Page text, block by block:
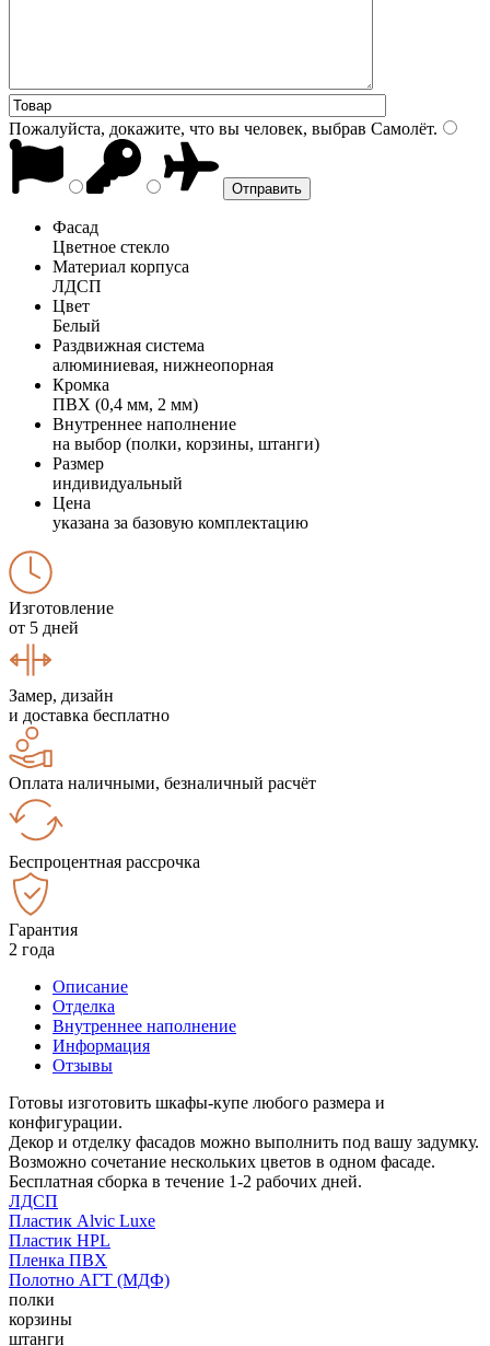
Пожалуйста, докажите, что вы человек, выбрав Самолёт.
Фасад
Цветное стекло
Материал корпуса
ЛДСП
Цвет
Белый
Раздвижная система
алюминиевая, нижнеопорная
Кромка
ПВХ (0,4 мм, 2 мм)
Внутреннее наполнение
на выбор (полки, корзины, штанги)
Размер
индивидуальный
Цена
указана за базовую комплектацию
Изготовление
от 5 дней
Замер, дизайн
и доставка бесплатно
Оплата наличными, безналичный расчёт
Беспроцентная рассрочка
Гарантия
2 года
Описание
Отделка
Внутреннее наполнение
Информация
Отзывы
Готовы изготовить шкафы-купе любого размера и
конфигурации.
Декор и отделку фасадов можно выполнить под вашу задумку.
Возможно сочетание нескольких цветов в одном фасаде.
Бесплатная сборка в течение 1-2 рабочих дней.
ЛДСП
Пластик Alvic Luxe
Пластик HPL
Пленка ПВХ
Полотно АГТ (МДФ)
полки
корзины
штанги